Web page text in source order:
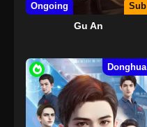
Ongoing Sub
Gu An
Donghua